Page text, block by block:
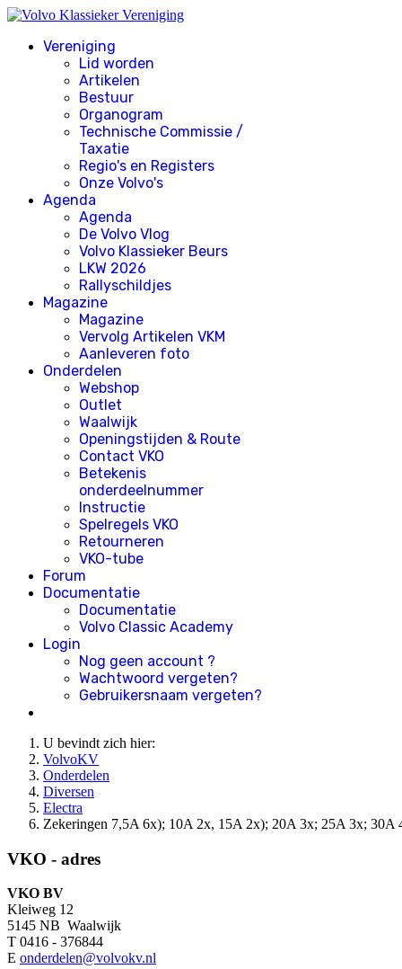
Vereniging
Lid worden
Artikelen
Bestuur
Organogram
Technische Commissie /
Taxatie
Regio's en Registers
Onze Volvo's
Agenda
Agenda
De Volvo Vlog
Volvo Klassieker Beurs
LKW 2026
Rallyschildjes
Magazine
Magazine
Vervolg Artikelen VKM
Aanleveren foto
Onderdelen
Webshop
Outlet
Waalwijk
Openingstijden & Route
Contact VKO
Betekenis
onderdeelnummer
Instructie
Spelregels VKO
Retourneren
VKO-tube
Forum
Documentatie
Documentatie
Volvo Classic Academy
Login
Nog geen account ?
Wachtwoord vergeten?
Gebruikersnaam vergeten?
U bevindt zich hier:
VolvoKV
Onderdelen
Diversen
Electra
Zekeringen 7,5A 6x); 10A 2x, 15A 2x); 20A 3x; 25A 3x; 30A
VKO - adres
VKO BV
Kleiweg 12
5145 NB Waalwijk
T 0416 - 376844
E onderdelen@volvokv.nl